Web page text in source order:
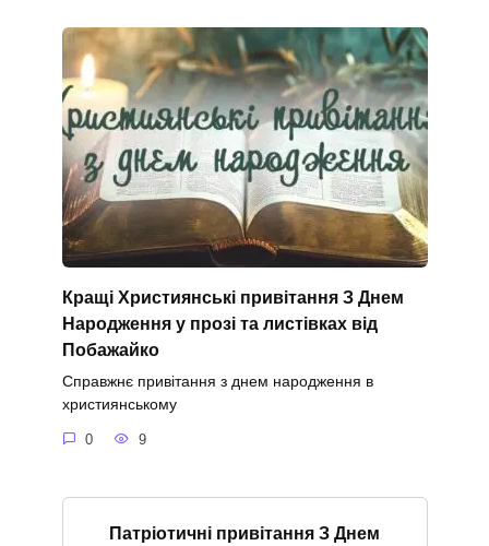
Кращі Християнські привітання З Днем
Народження у прозі та листівках від
Побажайко
Справжнє привітання з днем народження в
християнському
0 9
Патріотичні привітання З Днем